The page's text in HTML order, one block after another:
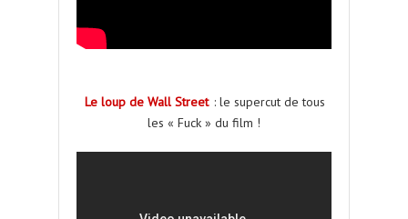
Le loup de Wall Street : le supercut de tous
les « Fuck » du film !